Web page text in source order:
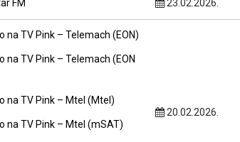
FM 23.02.2026.
TV Pink – Telemach (EON)
TV Pink – Telemach (EON
na TV Pink – Mtel (Mtel)
na TV Pink – Mtel (mSAT)
20.02.2026.